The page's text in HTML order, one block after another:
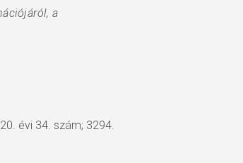
a
évi 34. szám; 3294.